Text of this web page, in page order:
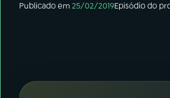
Publicado em25/02/2019Episódiodo